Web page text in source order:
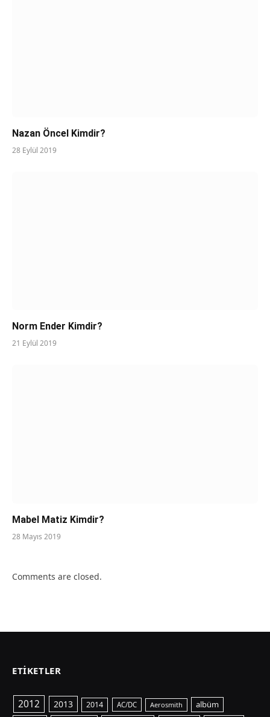
Nazan Öncel Kimdir?
28 Eylül 2019
Norm Ender Kimdir?
21 Eylül 2019
Mabel Matiz Kimdir?
28 Mayıs 2019
Comments are closed.
ETIKETLER
2012 2013 2014 AC/DC Aerosmith albüm